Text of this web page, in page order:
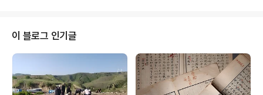
더하고 싶다. 그것은 나의 직장에 대한 것이다. 흔한 대화
전공자가 아닌 이상 혹은 전시 애호가가 아닌 이상, 나의 직
업을 소개하면 늘 반복되는 문답이 있다. 처음은 이렇게 시
작한다. “저는 박물관에서 일해요.” 으레 되돌아오는 답.
“아~ 도슨트이신가요?” 여기에 말을 잇고 싶다면, 한마디
를 더 하면 된다...
이 블로그 인기글